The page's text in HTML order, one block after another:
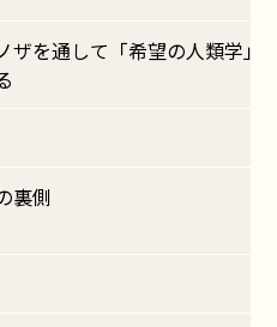
ザを通して「希望の人類学」
裏側